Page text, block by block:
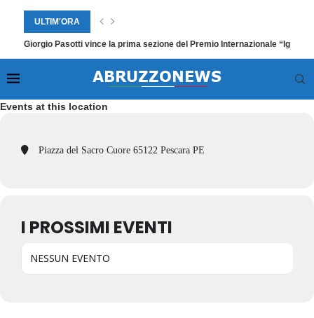
ULTIM'ORA
Giorgio Pasotti vince la prima sezione del Premio Internazionale “Ignazio
Events at this location
Piazza del Sacro Cuore 65122 Pescara PE
I PROSSIMI EVENTI
NESSUN EVENTO